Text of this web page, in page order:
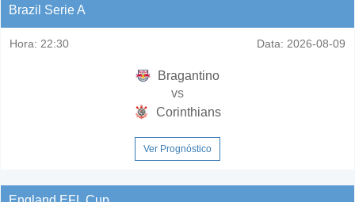
Brazil Serie A
Hora: 22:30 Data: 2026-08-09
Bragantino
vs
Corinthians
Ver Prognóstico